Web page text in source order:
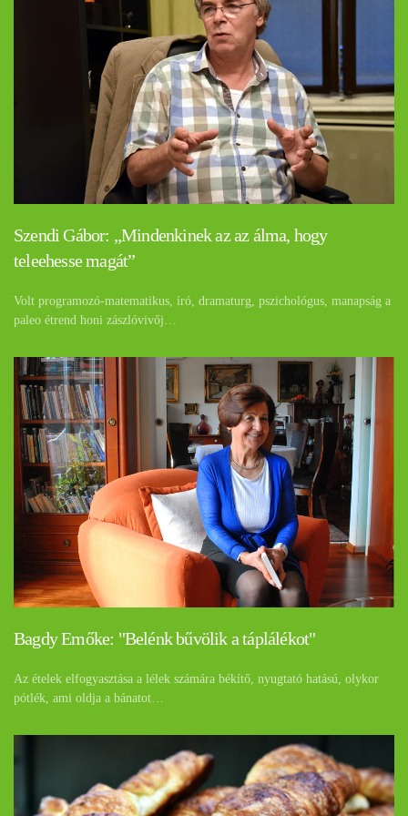
Szendi Gábor: „Mindenkinek az az álma, hogy
teleehesse magát”
Volt programozó-matematikus, író, dramaturg, pszichológus, manapság a
paleo étrend honi zászlóvivőj…
Bagdy Emőke: "Belénk bűvölik a táplálékot"
Az ételek elfogyasztása a lélek számára békítő, nyugtató hatású, olykor
pótlék, ami oldja a bánatot…